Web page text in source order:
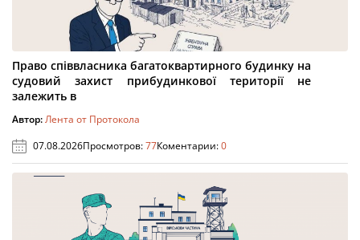
Право співвласника багатоквартирного будинку на
судовий захист прибудинкової території не
залежить в
Автор:Лента от Протокола
07.08.2026Просмотров:77Коментарии:0